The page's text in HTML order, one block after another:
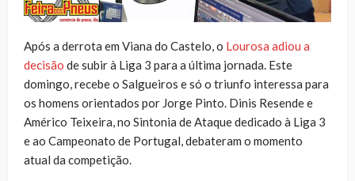
Após a derrota em Viana do Castelo, o Lourosa adiou a
decisão de subir à Liga 3 para a última jornada. Este
domingo, recebe o Salgueiros e só o triunfo interessa para
os homens orientados por Jorge Pinto. Dinis Resende e
Américo Teixeira, no Sintonia de Ataque dedicado à Liga 3
e ao Campeonato de Portugal, debateram o momento
atual da competição.